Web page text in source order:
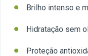
Brilho intenso e
Hidratação sem
Proteção